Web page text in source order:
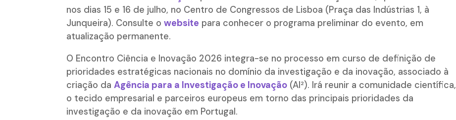
nos dias 15 e 16 de julho, no Centro de Congressos de Lisboa (Praça das Indústrias 1, à
Junqueira). Consulte owebsite para conhecer o programa preliminar do evento, em
atualização permanente.
O Encontro Ciência e Inovação 2026 integra-se no processo em curso de definição de
prioridades estratégicas nacionais no domínio da investigação e da inovação, associado à
criação daAgência para a Investigação e Inovação (AI²). Irá reunir a comunidade científica,
o tecido empresarial e parceiros europeus em torno das principais prioridades da
investigação e da inovação em Portugal.